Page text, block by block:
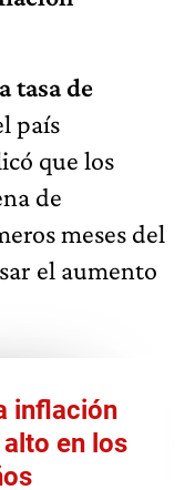
tasa de
país
que los
de
meses del
el aumento
inflación
en los